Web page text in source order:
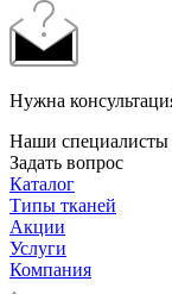
Нужна
Наши специалисты
Задать вопрос
Каталог
Типы тканей
Акции
Услуги
Компания